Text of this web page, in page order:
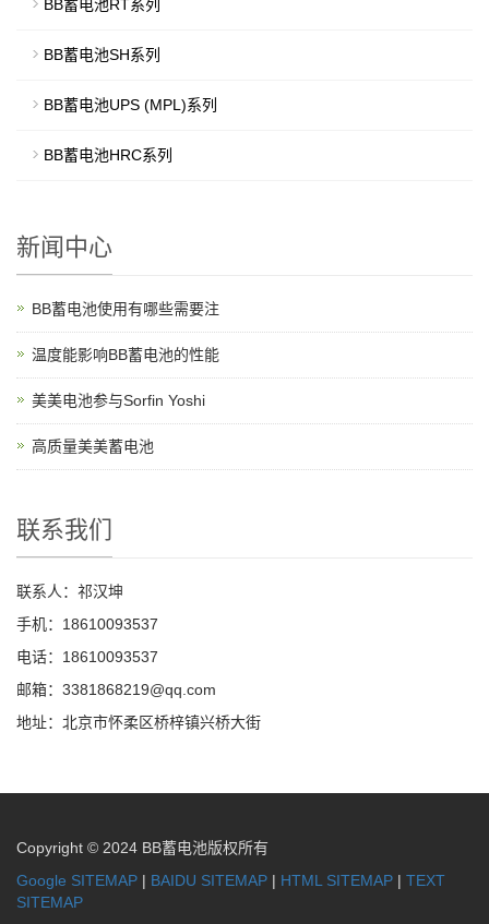
BB蓄电池RT系列
BB蓄电池SH系列
BB蓄电池UPS (MPL)系列
BB蓄电池HRC系列
新闻中心
BB蓄电池使用有哪些需要注
温度能影响BB蓄电池的性能
美美电池参与Sorfin Yoshi
高质量美美蓄电池
联系我们
联系人：祁汉坤
手机：18610093537
电话：18610093537
邮箱：3381868219@qq.com
地址：北京市怀柔区桥梓镇兴桥大街
Copyright © 2024 BB蓄电池版权所有
Google SITEMAP | BAIDU SITEMAP | HTML SITEMAP | TEXT
SITEMAP